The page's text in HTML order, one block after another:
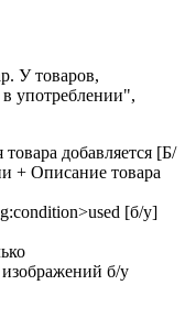
У товаров,
употреблении",
добавляется [Б/
+ Описание товара
[б/у]
б/у